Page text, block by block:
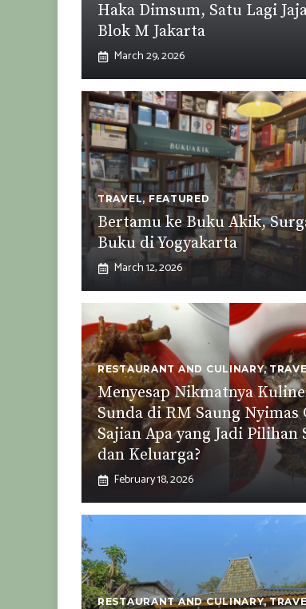
Haka Dimsum, Satu Lagi
Blok M Jakarta
March 29, 2026
TRAVEL,FEATURED
Bertamu ke Buku Akik,
Buku di Yogyakarta
March 12, 2026
RESTAURANT AND CULINARY,
Menyesap Nikmatnya
Sunda di RM Saung Nyimas
Sajian Apa yang Jadi Pilihan
dan Keluarga?
February 18, 2026
RESTAURANT AND CULINARY,